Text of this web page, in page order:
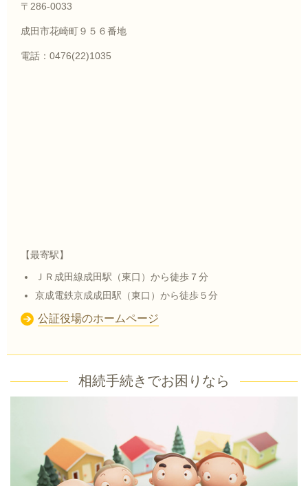
〒286-0033
成田市花崎町９５６番地
電話：0476(22)1035
【最寄駅】
ＪＲ成田線成田駅（東口）から徒歩７分
京成電鉄京成成田駅（東口）から徒歩５分
公証役場のホームページ
相続手続きでお困りなら